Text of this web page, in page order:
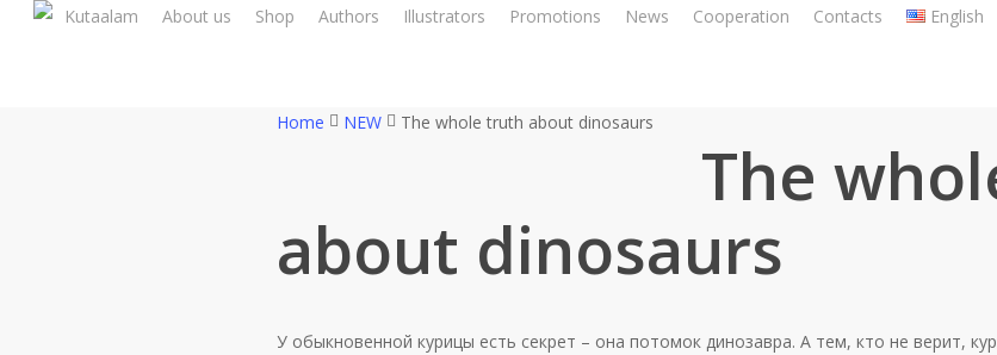
Kutaalam About us Shop Authors Illustrators Promotions News Cooperation Contacts English
Home NEW The whole truth about dinosaurs
The
about dinosaurs
У обыкновенной курицы есть секрет – она потомок динозавра. А тем, кто не верит,